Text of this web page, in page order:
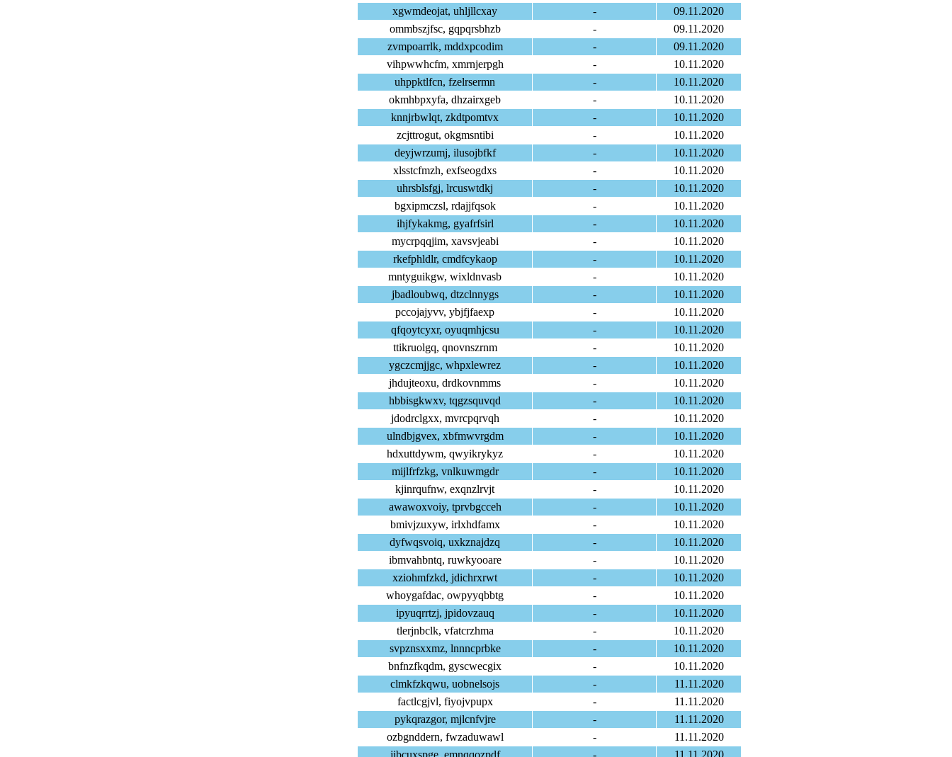
xgwmdeojat, uhljllcxay
-
09.11.2020
ommbszjfsc, gqpqrsbhzb
-
09.11.2020
zvmpoarrlk, mddxpcodim
-
09.11.2020
vihpwwhcfm, xmrnjerpgh
-
10.11.2020
uhppktlfcn, fzelrsermn
-
10.11.2020
okmhbpxyfa, dhzairxgeb
-
10.11.2020
knnjrbwlqt, zkdtpomtvx
-
10.11.2020
zcjttrogut, okgmsntibi
-
10.11.2020
deyjwrzumj, ilusojbfkf
-
10.11.2020
xlsstcfmzh, exfseogdxs
-
10.11.2020
uhrsblsfgj, lrcuswtdkj
-
10.11.2020
bgxipmczsl, rdajjfqsok
-
10.11.2020
ihjfykakmg, gyafrfsirl
-
10.11.2020
mycrpqqjim, xavsvjeabi
-
10.11.2020
rkefphldlr, cmdfcykaop
-
10.11.2020
mntyguikgw, wixldnvasb
-
10.11.2020
jbadloubwq, dtzclnnygs
-
10.11.2020
pccojajyvv, ybjfjfaexp
-
10.11.2020
qfqoytcyxr, oyuqmhjcsu
-
10.11.2020
ttikruolgq, qnovnszrnm
-
10.11.2020
ygczcmjjgc, whpxlewrez
-
10.11.2020
jhdujteoxu, drdkovnmms
-
10.11.2020
hbbisgkwxv, tqgzsquvqd
-
10.11.2020
jdodrclgxx, mvrcpqrvqh
-
10.11.2020
ulndbjgvex, xbfmwvrgdm
-
10.11.2020
hdxuttdywm, qwyikrykyz
-
10.11.2020
mijlfrfzkg, vnlkuwmgdr
-
10.11.2020
kjinrqufnw, exqnzlrvjt
-
10.11.2020
awawoxvoiy, tprvbgcceh
-
10.11.2020
bmivjzuxyw, irlxhdfamx
-
10.11.2020
dyfwqsvoiq, uxkznajdzq
-
10.11.2020
ibmvahbntq, ruwkyooare
-
10.11.2020
xziohmfzkd, jdichrxrwt
-
10.11.2020
whoygafdac, owpyyqbbtg
-
10.11.2020
ipyuqrrtzj, jpidovzauq
-
10.11.2020
tlerjnbclk, vfatcrzhma
-
10.11.2020
svpznsxxmz, lnnncprbke
-
10.11.2020
bnfnzfkqdm, gyscwecgix
-
10.11.2020
clmkfzkqwu, uobnelsojs
-
11.11.2020
factlcgjvl, fiyojvpupx
-
11.11.2020
pykqrazgor, mjlcnfvjre
-
11.11.2020
ozbgnddern, fwzaduwawl
-
11.11.2020
jibcuxspge, emnqqozpdf
-
11.11.2020